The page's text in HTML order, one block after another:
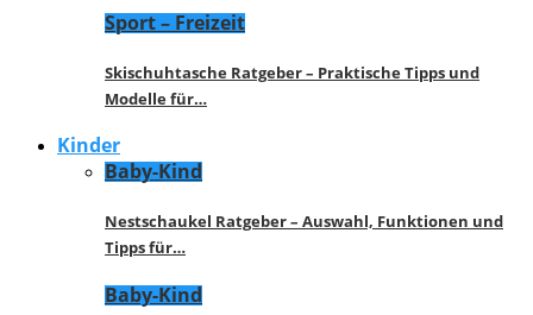
Sport – Freizeit
Skischuhtasche Ratgeber – Praktische Tipps und
Modelle für…
Kinder
Baby-Kind
Nestschaukel Ratgeber – Auswahl, Funktionen und
Tipps für…
Baby-Kind